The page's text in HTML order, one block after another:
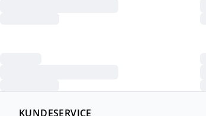
KUNDESERVICE